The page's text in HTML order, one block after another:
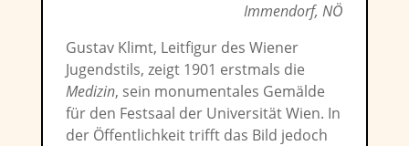
Immendorf, NÖ
Gustav Klimt, Leitfigur des Wiener
Jugendstils, zeigt 1901 erstmals die
Medizin, sein monumentales Gemälde
für den Festsaal der Universität Wien. In
der Öffentlichkeit trifft das Bild jedoch